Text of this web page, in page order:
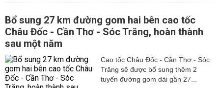
Bổ sung 27 km đường gom hai bên cao tốc
Châu Đốc - Cần Thơ - Sóc Trăng, hoàn thành
sau một năm
Cao tốc Châu Đốc - Cần Thơ - Sóc
Trăng sẽ được bổ sung thêm 2
tuyến đường gom dài gần 27...